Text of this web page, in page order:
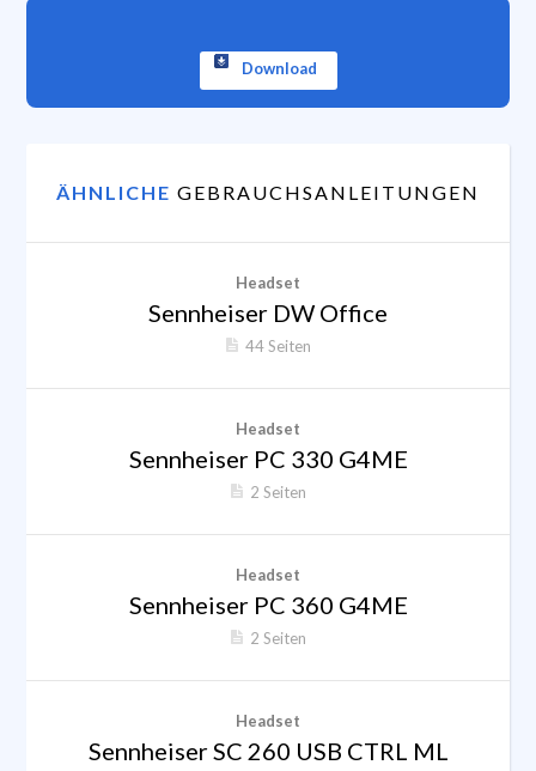
Download
ÄHNLICHE GEBRAUCHSANLEITUNGEN
Headset
Sennheiser DW Office
44 Seiten
Headset
Sennheiser PC 330 G4ME
2 Seiten
Headset
Sennheiser PC 360 G4ME
2 Seiten
Headset
Sennheiser SC 260 USB CTRL ML